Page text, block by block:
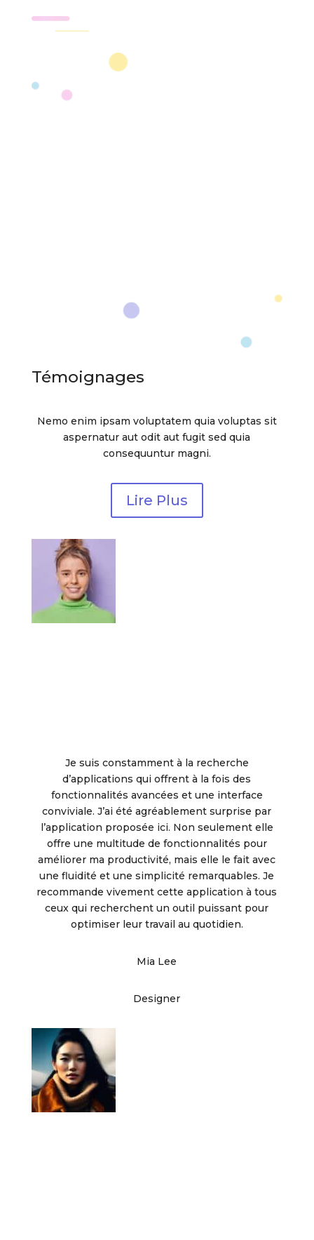
Témoignages
Nemo enim ipsam voluptatem quia voluptas sit
aspernatur aut odit aut fugit sed quia
consequuntur magni.
Lire Plus
Je suis constamment à la recherche
d’applications qui offrent à la fois des
fonctionnalités avancées et une interface
conviviale. J’ai été agréablement surprise par
l’application proposée ici. Non seulement elle
offre une multitude de fonctionnalités pour
améliorer ma productivité, mais elle le fait avec
une fluidité et une simplicité remarquables. Je
recommande vivement cette application à tous
ceux qui recherchent un outil puissant pour
optimiser leur travail au quotidien.
Mia Lee
Designer